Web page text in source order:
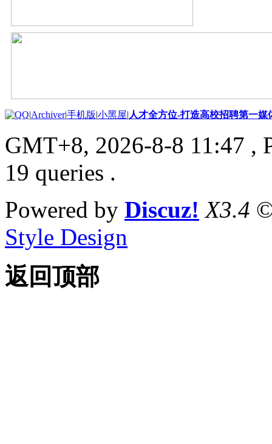
|Archiver|手机版|小黑屋| 人才全方位-打造高校招聘第一媒
GMT+8, 2026-8-8 11:47 ,
19 queries .
Powered by Discuz! X3.4
Style Design
返回顶部